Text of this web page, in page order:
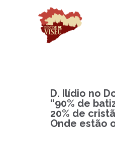
D. Ilídio no
“90% de
20% de
Onde estão